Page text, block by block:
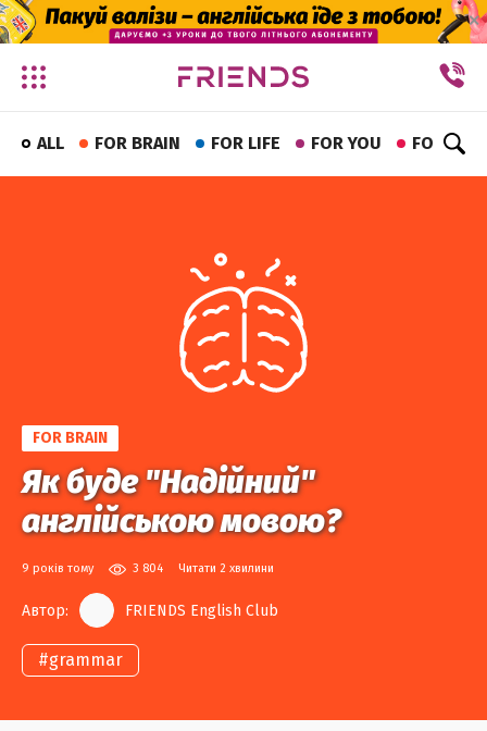
✕
ALL FOR BRAIN FOR LIFE FOR YOU FOR FUN
FOR BRAIN
Як буде "Надійний"
англійською мовою?
9 років тому 3 804 Читати 2 хвилини
Автор: FRIENDS English Club
#grammar